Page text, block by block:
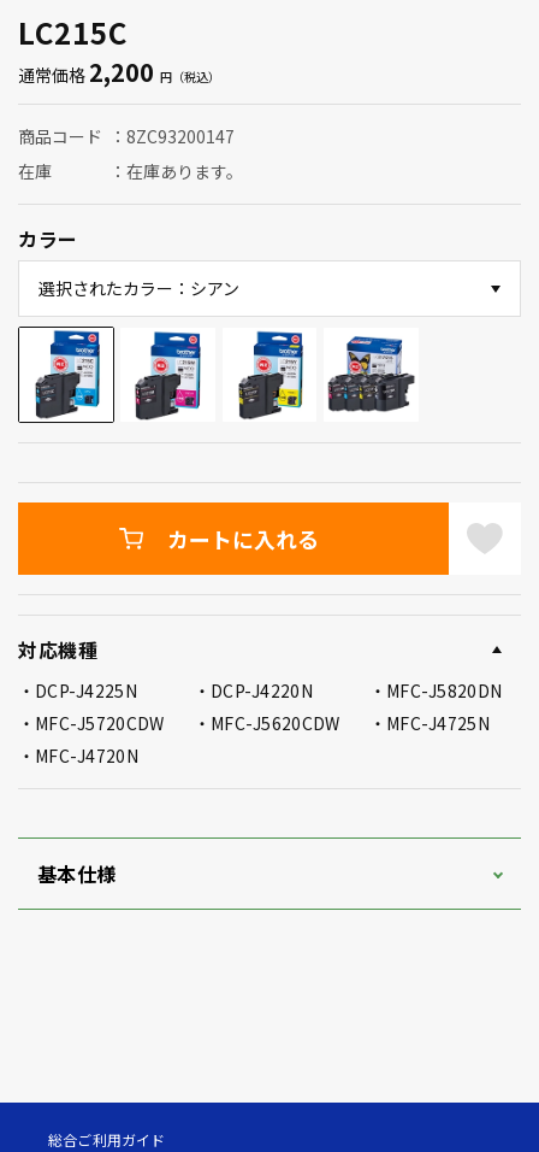
LC215C
通常価格 2,200
商品コード
8ZC93200147
在庫
在庫あります。
カラー
選択されたカラー：シアン
カートに入れる
対応機種
DCP-J4225N DCP-J4220N
MFC-J5820DN
MFC-J5720CDW
MFC-J5620CDW
MFC-J4725N
MFC-J4720N
基本仕様
総合ご利用ガイド